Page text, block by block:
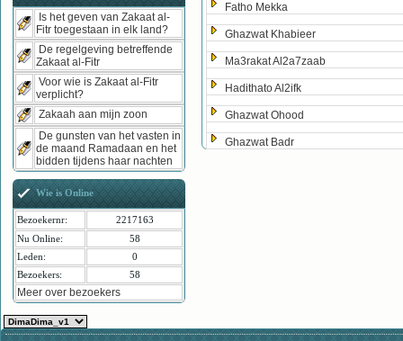
Fatho Mekka
Ghazwat Khabieer
Ma3rakat Al2a7zaab
Hadithato Al2ifk
Ghazwat Ohood
Ghazwat Badr
Is het geven van Zakaat al-
Fitr toegestaan in elk land?
De regelgeving betreffende
Zakaat al-Fitr
Voor wie is Zakaat al-Fitr
verplicht?
Zakaah aan mijn zoon
De gunsten van het vasten in
de maand Ramadaan en het
bidden tijdens haar nachten
Wie is Online
Bezoekernr:
2217163
Nu Online:
58
Leden:
0
Bezoekers:
58
Meer over bezoekers